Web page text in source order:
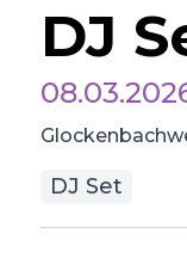
DJ
DJ Set